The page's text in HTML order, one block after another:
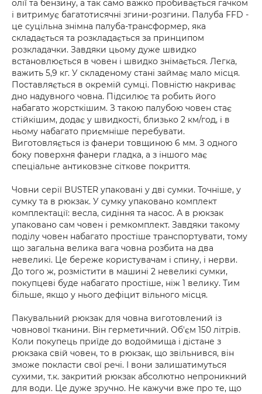
олії та бензину, а так само важко пробивається гачком
і витримує багатотисячні згини-розгини. Палуба FFD -
це суцільна знімна палуба-трансформер, яка
складається та розкладається за принципом
розкладачки. Завдяки цьому дуже швидко
встановлюється в човен і швидко знімається. Легка,
важить 5,9 кг. У складеному стані займає мало місця.
Поставляється в окремій сумці. Повністю накриває
дно надувного човна. Підсилює та робить його
набагато жорсткішим. З такою палубою човен стає
стійкішим, додає у швидкості, близько 2 км/год, і в
ньому набагато приємніше перебувати.
Виготовляється із фанери товщиною 6 мм. З одного
боку поверхня фанери гладка, а з іншого має
спеціальне антиковзне сіткове покриття.
Човни серії BUSTER упаковані у дві сумки. Точніше, у
сумку та в рюкзак. У сумку упаковано комплект
комплектації: весла, сидіння та насос. А в рюкзак
упаковано сам човен і ремкомплект. Завдяки такому
поділу човен набагато простіше транспортувати, тому
що загальна велика вага човна розбита на два
невеликі. Це береже користувачам і спину, і нерви.
До того ж, розмістити в машині 2 невеликі сумки,
покупцеві буде набагато простіше, ніж 1 велику. Тим
більше, якщо у нього дефіцит вільного місця.
Пакувальний рюкзак для човна виготовлений із
човнової тканини. Він герметичний. Об'єм 150 літрів.
Коли покупець приїде до водоймища і дістане з
рюкзака свій човен, то в рюкзак, що звільнився, він
зможе покласти свої речі. І вони залишатимуться
сухими, т.к. закритий рюкзак абсолютно непроникний
для води. Це дуже зручно. Не кажучи вже про те, що